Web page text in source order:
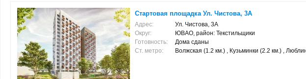
Стартовая площадка Ул. Чистова, 3А
Адрес:
Ул. Чистова, 3А
Округ:
ЮВАО, район: Текстильщики
Готовность:
Дома сданы
Ст. метро:
Волжская (1.2 км.) , Кузьминки (2.2 км.) ,